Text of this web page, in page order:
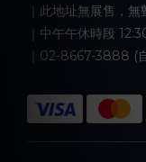
｜此地址無展售，無
｜中午午休時段
｜02-8667-3888 (